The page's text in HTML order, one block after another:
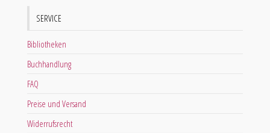
SERVICE
Bibliotheken
Buchhandlung
FAQ
Preise und Versand
Widerrufsrecht